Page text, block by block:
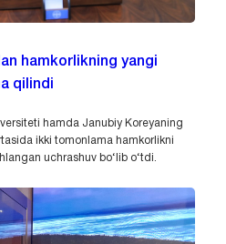
hamkorlikning yangi
qilindi
hamda Janubiy Koreyaning
ikki tomonlama hamkorlikni
uchrashuv bo‘lib o‘tdi.